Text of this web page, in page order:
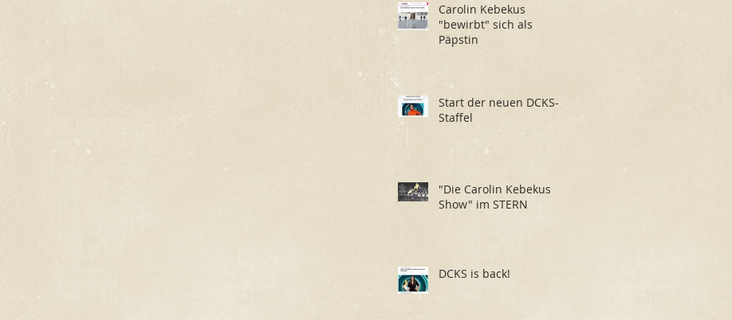
Carolin Kebekus
"bewirbt" sich als
Päpstin
Start der neuen DCKS-
Staffel
"Die Carolin Kebekus
Show" im STERN
DCKS is back!